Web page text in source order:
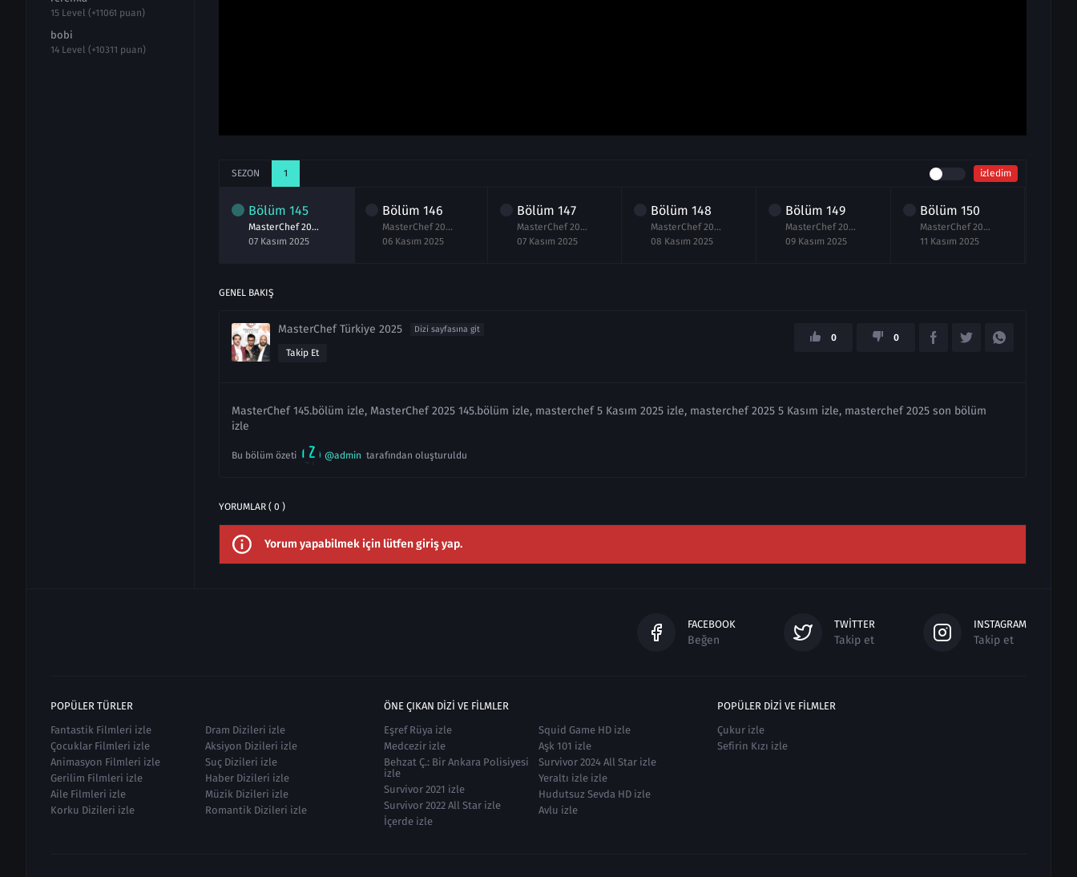
15 Level (+11061 puan)
bobi
14 Level (+10311 puan)
SEZON 1 izledim
Bölüm 145
MasterChef 2025 145.Bölüm izle 5 Kasım
07 Kasım 2025
Bölüm146
MasterChef 2025 146.Bölüm izle 6 Kasım
06 Kasım 2025
Bölüm 147
MasterChef 2025 147.Bölüm izle 7 Kasım
07 Kasım 2025
Bölüm148
MasterChef 2025 148.Bölüm izle 8 Kasım
08 Kasım 2025
Bölüm149
MasterChef 2025 149.Bölüm izle 9 Kasım
09 Kasım 2025
Bölüm 150
MasterChef 2025 150.Bölüm izle 10 Kasım
11 Kasım 2025
GENEL BAKIŞ
MasterChef Türkiye 2025 Dizi sayfasına git
Takip Et
0 0
MasterChef 145.bölüm izle, MasterChef 2025 145.bölüm izle, masterchef 5 Kasım 2025 izle, masterchef 2025 5 Kasım izle, masterchef 2025 son bölüm
izle
Bu bölüm özeti @admin tarafından oluşturuldu
YORUMLAR ( 0 )
Yorum yapabilmek için lütfen giriş yap.
FACEBOOK
Beğen
TWITTER
Takip et
INSTAGRAM
Takip et
POPÜLER TÜRLER
Fantastik Filmleri izle
Çocuklar Filmleri izle
Animasyon Filmleri izle
Gerilim Filmleri izle
Aile Filmleri izle
Korku Dizileri izle
Dram Dizileri izle
Aksiyon Dizileri izle
Suç Dizileri izle
Haber Dizileri izle
Müzik Dizileri izle
Romantik Dizileri izle
ÖNE ÇIKAN DIZI VE FILMLER
Eşref Rüya izle
Medcezir izle
Behzat Ç.: Bir Ankara Polisiyesi
izle
Survivor 2021 izle
Survivor 2022 All Star izle
İçerde izle
Squid Game HD izle
Aşk 101 izle
Survivor 2024 All Star izle
Yeraltı izle izle
Hudutsuz Sevda HD izle
Avlu izle
POPÜLER DIZI VE FILMLER
Çukur izle
Sefirin Kızı izle